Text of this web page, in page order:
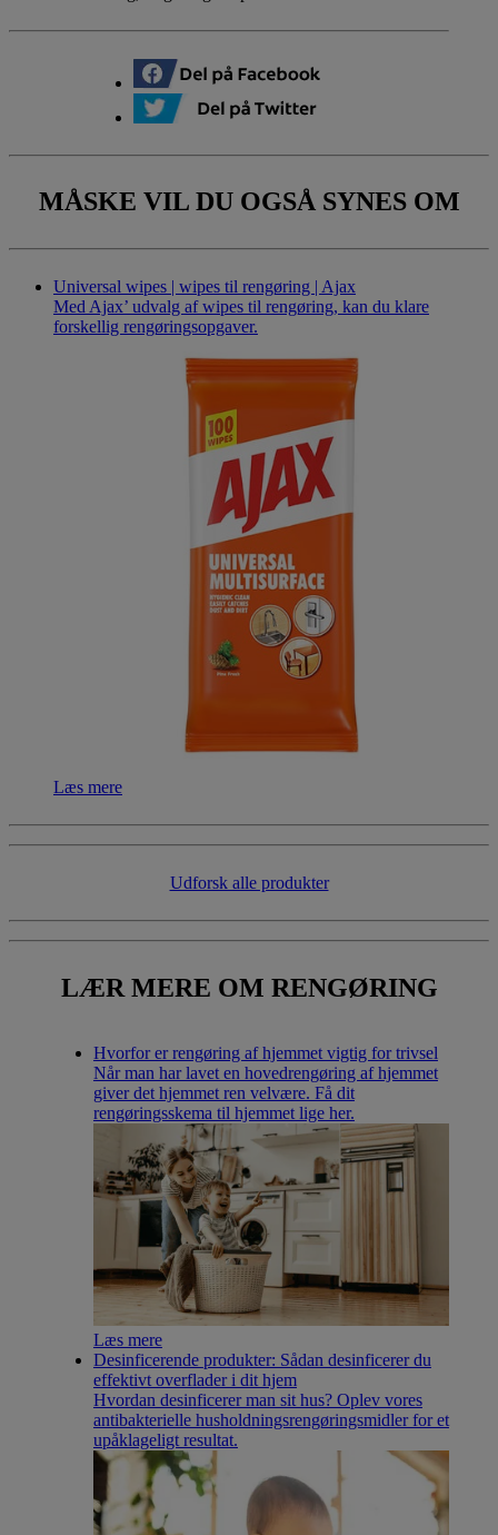
MÅSKE VIL DUOGSÅ SYNES OM
Universal wipes | wipes til rengøring | Ajax
Med Ajax’ udvalg af wipes til rengøring, kan du klare
forskellig rengøringsopgaver.
Læs mere
​Udforsk alle produkter​​
LÆR MERE OM RENGØRING
Hvorfor er rengøring af hjemmet vigtig for trivsel
Når man har lavet en hovedrengøring af hjemmet
giver det hjemmet ren velvære. Få dit
rengøringsskema til hjemmet lige her.
Læs mere
Desinficerende produkter: Sådan desinficerer du
effektivt overflader i dit hjem
Hvordan desinficerer man sit hus? Oplev vores
antibakterielle husholdningsrengøringsmidler for et
upåklageligt resultat.